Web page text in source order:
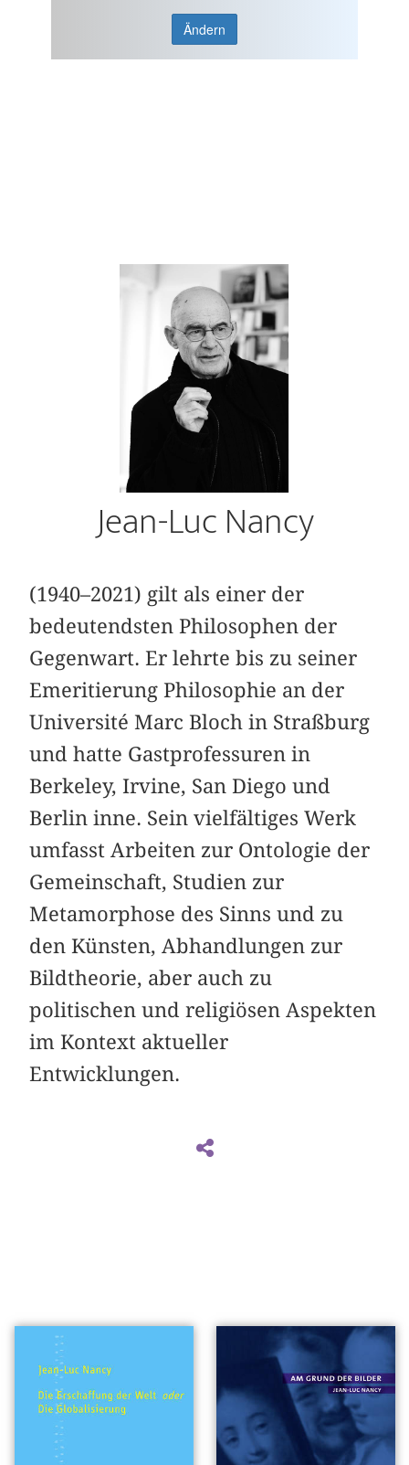
Ändern
Jean-Luc Nancy
(1940–2021) gilt als einer der
bedeutendsten Philosophen der
Gegenwart. Er lehrte bis zu seiner
Emeritierung Philosophie an der
Université Marc Bloch in Straßburg
und hatte Gastprofessuren in
Berkeley, Irvine, San Diego und
Berlin inne. Sein vielfältiges Werk
umfasst Arbeiten zur Ontologie der
Gemeinschaft, Studien zur
Metamorphose des Sinns und zu
den Künsten, Abhandlungen zur
Bildtheorie, aber auch zu
politischen und religiösen Aspekten
im Kontext aktueller
Entwicklungen.